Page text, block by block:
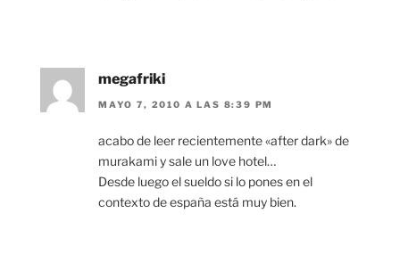
megafriki
MAYO 7, 2010 A LAS 8:39 PM
acabo de leer recientemente «after dark» de
murakami y sale un love hotel…
Desde luego el sueldo si lo pones en el
contexto de españa está muy bien.